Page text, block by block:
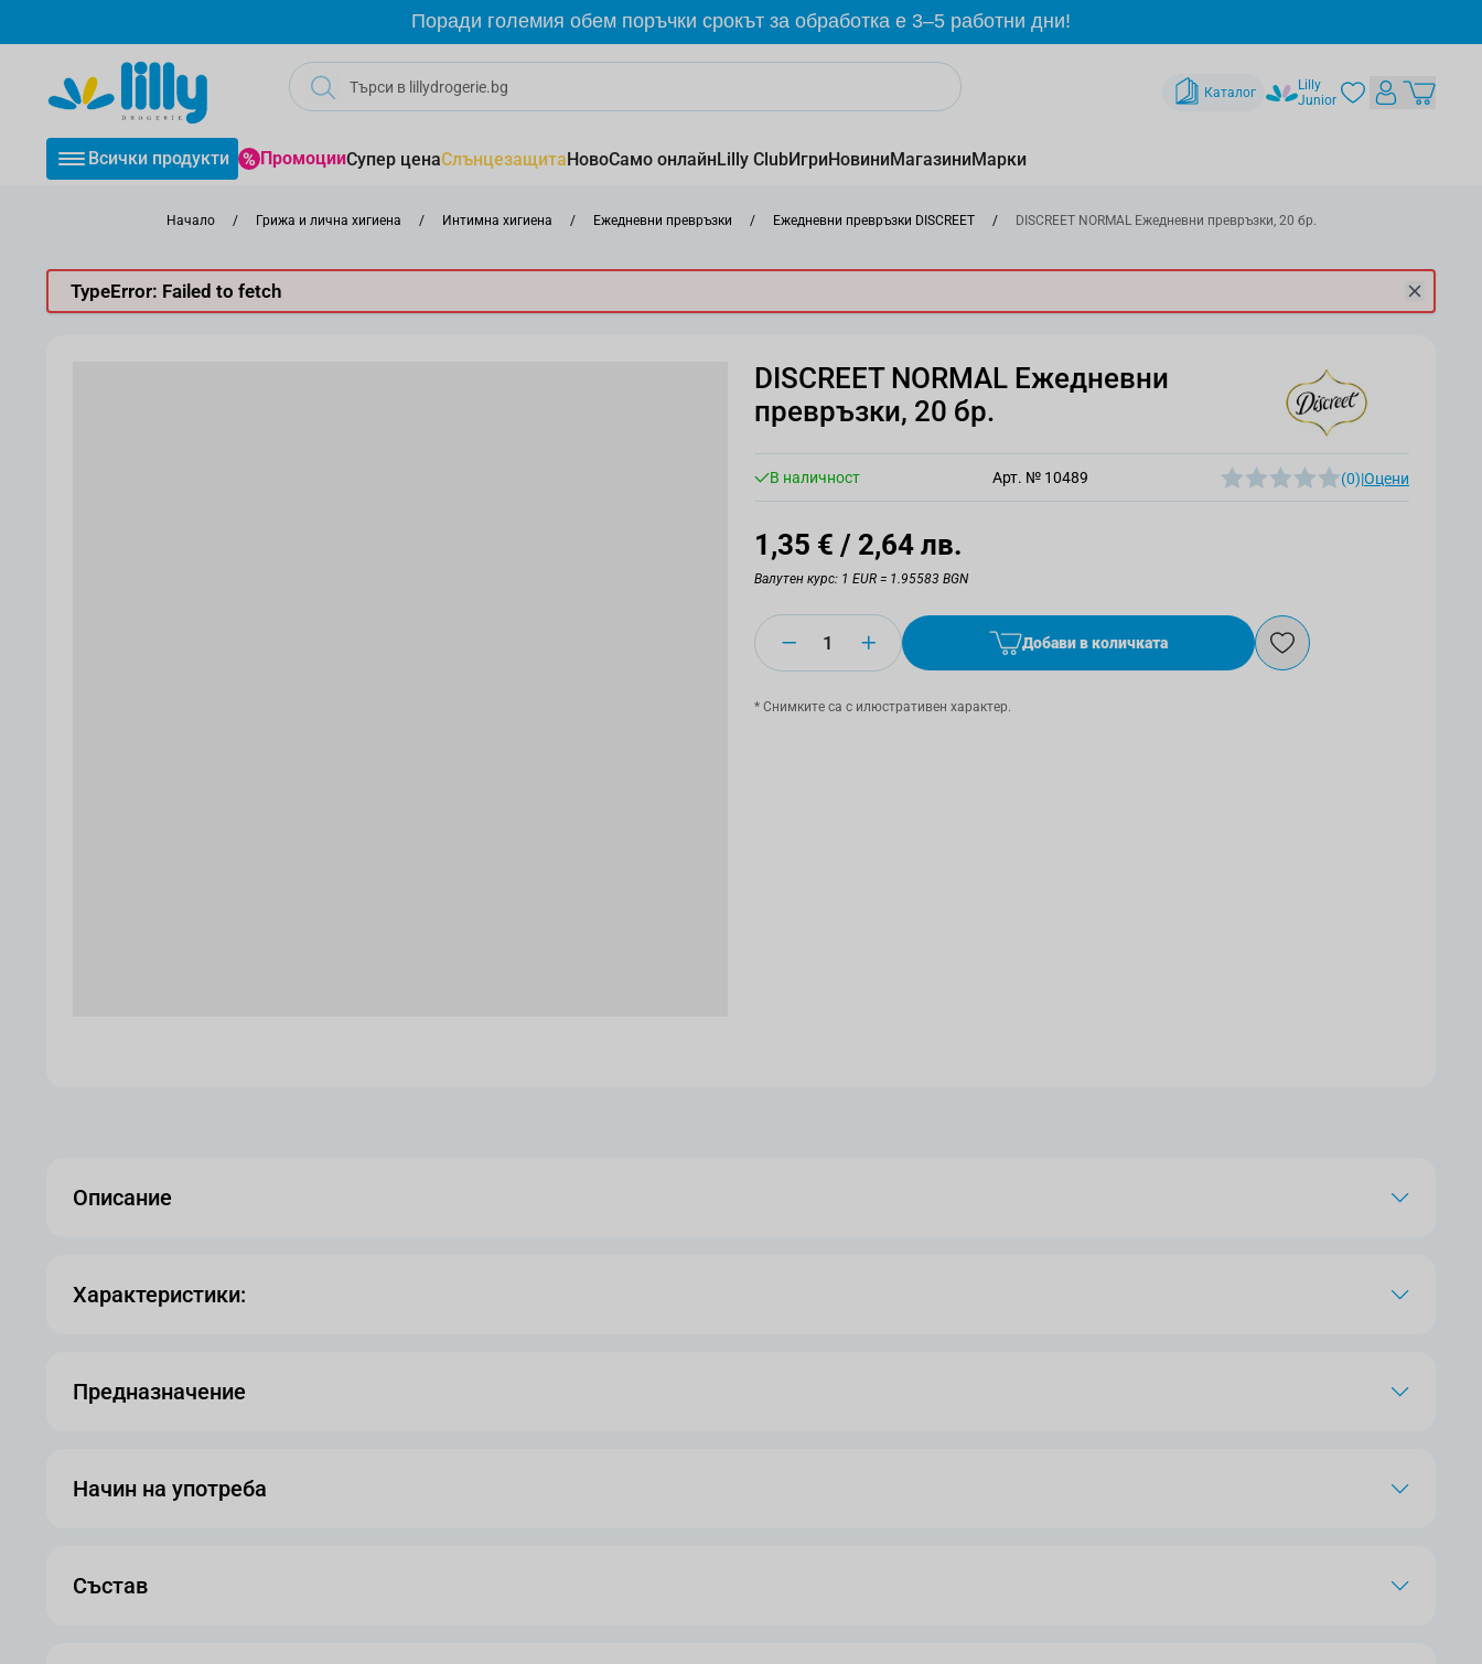
Поради големия обем поръчки срокът за обработка е 3–5 работни дни!
Каталог
Lilly
Junior
Всички продукти ПромоцииСупер ценаСлънцезащитаНовоСамо онлайнLilly ClubИгриНовиниМагазиниМарки
Начало / Грижа и лична хигиена / Интимна хигиена / Ежедневни превръзки / Ежедневни превръзки DISCREET / DISCREET NORMAL Ежедневни превръзки, 20 бр.
TypeError: Failed to fetch
DISCREET NORMAL Ежедневни
превръзки, 20 бр.
В наличност Арт. № 10489 (0)|Оцени
1,35 € / 2,64 лв.
Валутен курс: 1 EUR = 1.95583 BGN
Количество Добави в количката
* Снимките са с илюстративен характер.
Описание
Характеристики:
Предназначение
Начин на употреба
Състав